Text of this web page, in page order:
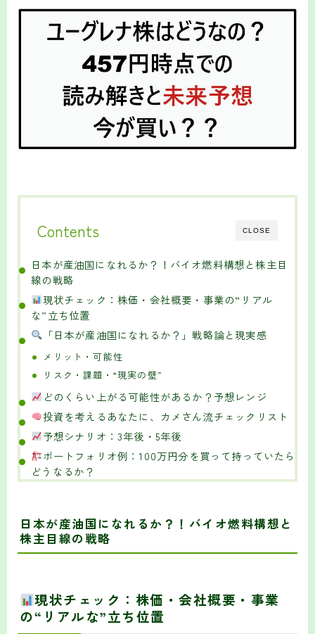
CLOSE
Contents
日本が産油国になれるか？！バイオ燃料構想と株主目
線の戦略
現状チェック：株価・会社概要・事業の“リアル
な”立ち位置
「日本が産油国になれるか？」戦略論と現実感
メリット・可能性
リスク・課題・“現実の壁”
どのくらい上がる可能性があるか？予想レンジ
投資を考えるあなたに、カメさん流チェックリスト
予想シナリオ：3年後・5年後
ポートフォリオ例：100万円分を買って持っていたら
どうなるか？
日本が産油国になれるか？！バイオ燃料構想と
株主目線の戦略
現状チェック：株価・会社概要・事業
の“リアルな”立ち位置